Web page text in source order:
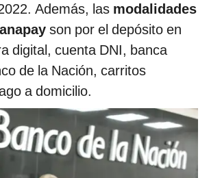
Además, las modalidades
son por el depósito en
digital, cuenta DNI, banca
de la Nación, carritos
a domicilio.